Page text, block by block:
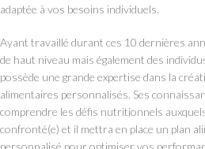
adaptée à vos besoins individuels.
Ayant travaillé durant ces 10 dernières
de haut niveau mais également des
possède une grande expertise dans la
alimentaires personnalisés. Ses
comprendre les défis nutritionnels
confronté(e) et il mettra en place un plan